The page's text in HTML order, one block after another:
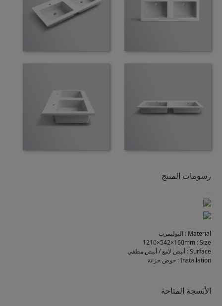
رسومات المنتج
Material
: البوليمرب
Size
:
1210×542×160mm
Surface
: أبيض لامع / أبيض مطفي
Installation
: حوض خزانة
الأنسجة المتاحة